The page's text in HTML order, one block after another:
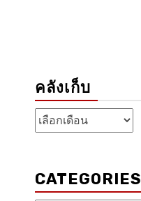
คลังเก็บ
คลัง
เก็บ
CATEGORIES